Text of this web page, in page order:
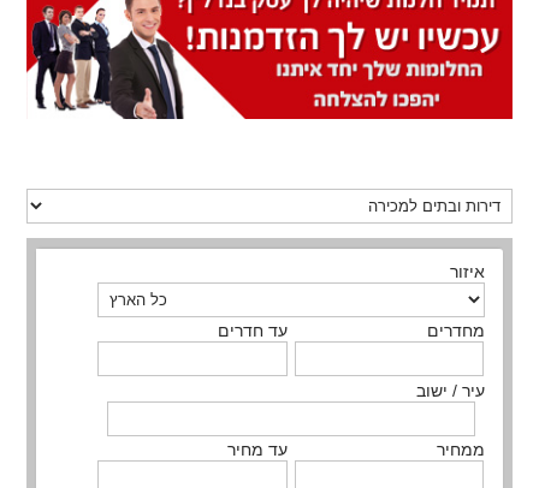
איזור
מחדרים עד חדרים
עיר / ישוב
ממחיר עד מחיר